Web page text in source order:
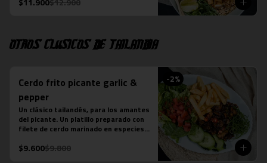
Otros clásicos de Tailandia
-2%
Cerdo frito picante garlic &
pepper
Un clásico tailandés, para los amantes
del picante. Un platillo preparado con
filete de cerdo marinado en especies
ostra, ajo, ají, pimienta y azúcar.
$9.600$9.800